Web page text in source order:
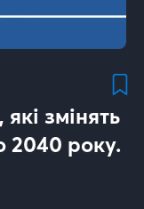
змінять
2040 року.